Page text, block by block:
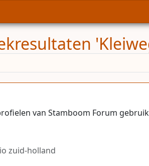
van Stamboom Forum
zuid-holland